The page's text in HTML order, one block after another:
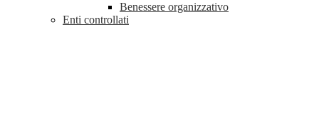
Benessere organizzativo
Enti controllati